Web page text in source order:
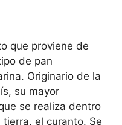
que proviene de
de pan
Originario de la
su mayor
se realiza dentro
el curanto. Se